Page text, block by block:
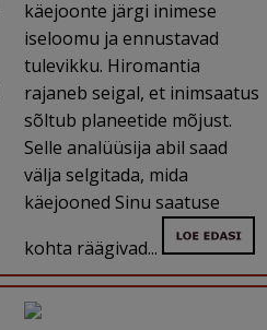
käejoonte järgi inimese
iseloomu ja ennustavad
tulevikku. Hiromantia
rajaneb seigal, et inimsaatus
sõltub planeetide mõjust.
Selle analüüsija abil saad
välja selgitada, mida
käejooned Sinu saatuse
kohta räägivad...